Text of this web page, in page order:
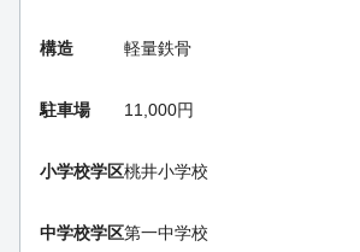
構造 軽量鉄骨
駐車場 11,000円
小学校学区桃井小学校
中学校学区第一中学校